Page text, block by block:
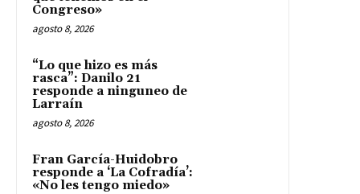
Congreso»
agosto 8, 2026
“Lo que hizo es más
rasca”: Danilo 21
responde a ninguneo de
Larraín
agosto 8, 2026
Fran García-Huidobro
responde a ‘La Cofradía’:
«No les tengo miedo»